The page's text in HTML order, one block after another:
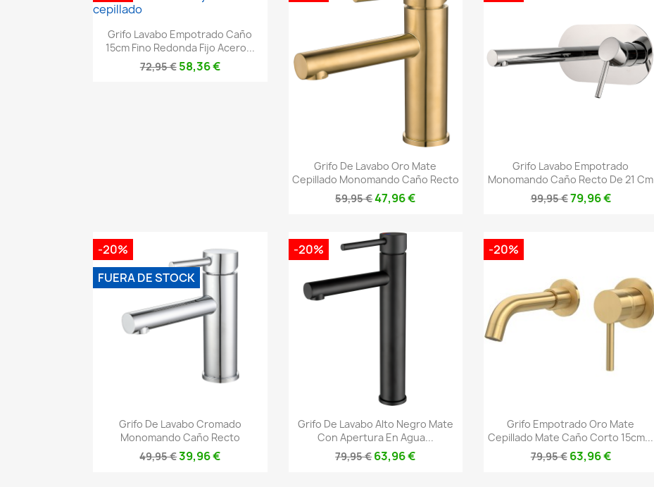
Vista rápida
Grifo Lavabo Empotrado Caño
15cm Fino Redonda Fijo Acero...
72,95 € 58,36 €
Vista rápida
Grifo De Lavabo Oro Mate
Cepillado Monomando Caño Recto
59,95 €47,96 €
Vista rápida
Grifo Lavabo Empotrado
Monomando Caño Recto De 21 Cm
99,95 €79,96 €
Vista rápida
Grifo De Lavabo Cromado
Monomando Caño Recto
49,95 €39,96 €
-20%
FUERA DE STOCK
Vista rápida
Grifo De Lavabo Alto Negro Mate
Con Apertura En Agua...
79,95 €63,96 €
-20%
Vista rápida
Grifo Empotrado Oro Mate
Cepillado Mate Caño Corto 15cm...
79,95 € 63,96 €
-20%